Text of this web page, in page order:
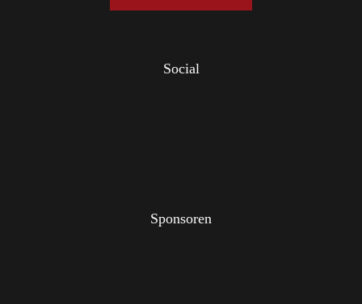
Social
Sponsoren